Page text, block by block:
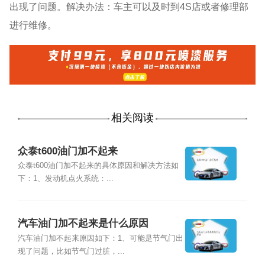
出现了问题。解决办法：车主可以及时到4S店或者修理部
进行维修。
相关阅读
众泰t600油门加不起来
众泰t600油门加不起来的具体原因和解决方法如
下：1、发动机点火系统：...
汽车油门加不起来是什么原因
汽车油门加不起来原因如下：1、可能是节气门出
现了问题，比如节气门过脏，...